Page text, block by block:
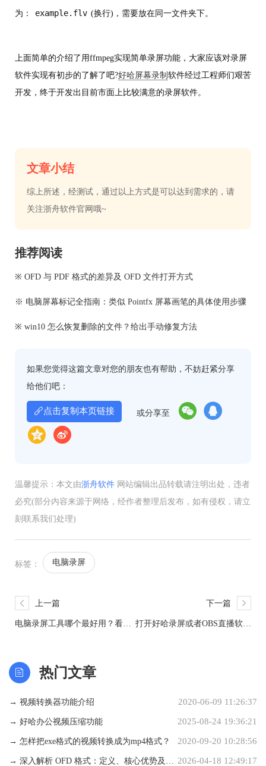
为：
example.flv (换行)，需要放在同一文件夹下。
上面简单的介绍了用ffmpeg实现简单录屏功能，大家应该对录屏
软件实现有初步的了解了吧?好哈屏幕录制 软件经过工程师们艰苦
开发，终于开发出目前市面上比较满意的录屏软件。
文章小结
综上所述，经测试，通过以上方式是可以达到需求的，请
关注浙舟软件官网哦~
推荐阅读
※ OFD 与 PDF 格式的差异及 OFD 文件打开方式
※ 电脑屏幕标记全指南：类似 Pointfx 屏幕画笔的具体使用步骤
※ win10 怎么恢复删除的文件？给出手动修复方法
如果您觉得这篇文章对您的朋友也有帮助，不妨赶紧分享
给他们吧：
点击复制本页链接 或分享至
温馨提示：本文由浙舟软件 网站编辑出品转载请注明出处，违者
必究(部分内容来源于网络，经作者整理后发布，如有侵权，请立
刻联系我们处理)
标签： 电脑录屏
上一篇
电脑录屏工具哪个最好用？看完
下一篇
打开好哈录屏或者OBS直播软件
热门文章
→ 视频转换器功能介绍 2020-06-09 11:26:37
→ 好哈办公视频压缩功能 2025-08-24 19:36:21
→ 怎样把exe格式的视频转换成为mp4格式？ 2020-09-20 10:28:56
→ 深入解析 OFD 格式：定义、核心优势及应 2026-04-18 12:49:17